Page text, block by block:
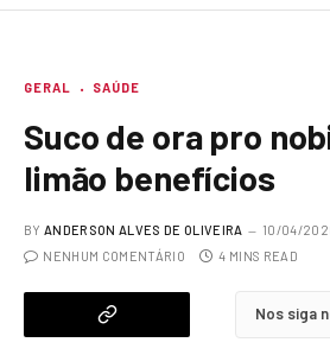
GERAL SAÚDE
Suco de ora pro
limão benefícios
BY ANDERSON ALVES DE OLIVEIRA
10/04/
NENHUM COMENTÁRIO
4 MINS READ
Nos siga